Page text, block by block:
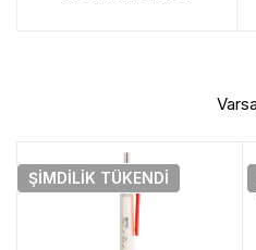
ŞIMDILIK TÜKENDI